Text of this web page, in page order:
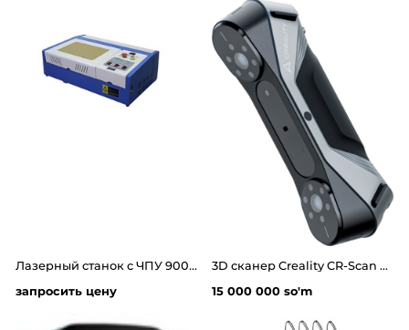
Лазерный станок c ЧПУ 900х600мм 40Вт
запросить цену
3D сканер Creality CR-Scan Raptor
15 000 000 so'm